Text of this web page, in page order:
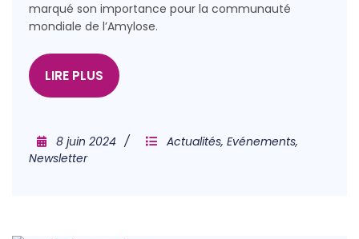
marqué son importance pour la communauté
mondiale de l’Amylose.
LIRE PLUS
8 juin 2024 Actualités, Evénements,
Newsletter